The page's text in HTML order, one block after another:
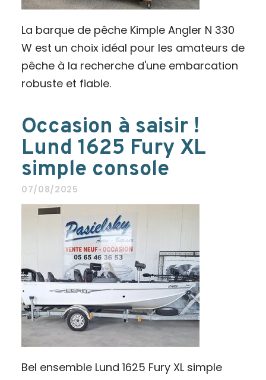
La barque de pêche Kimple Angler N 330
W est un choix idéal pour les amateurs de
pêche à la recherche d'une embarcation
robuste et fiable.
Occasion à saisir !
Lund 1625 Fury XL
simple console
07/08/2025
Bel ensemble Lund 1625 Fury XL simple